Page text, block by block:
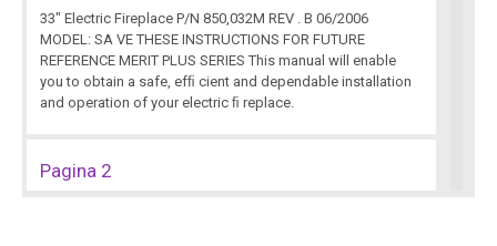
33" Electric Fireplace P/N 850,032M REV . B 06/2006
MODEL: SA VE THESE INSTRUCTIONS FOR FUTURE
REFERENCE MERIT PLUS SERIES This manual will enable
you to obtain a safe, efﬁ cient and dependable installation
and operation of your electric ﬁ replace.
Pagina 2